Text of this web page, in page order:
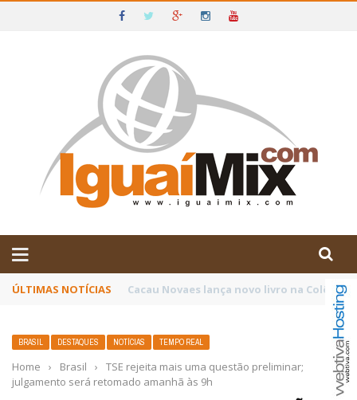
IGUAÍ E SUDOESTE DA BAHIA
ÚLTIMAS NOTÍCIAS Poetas baianos representam o Brasil no
BRASIL DESTAQUES NOTÍCIAS TEMPO REAL
Home › Brasil ›
TSE rejeita mais uma questão preliminar;
julgamento será retomado amanhã às 9h